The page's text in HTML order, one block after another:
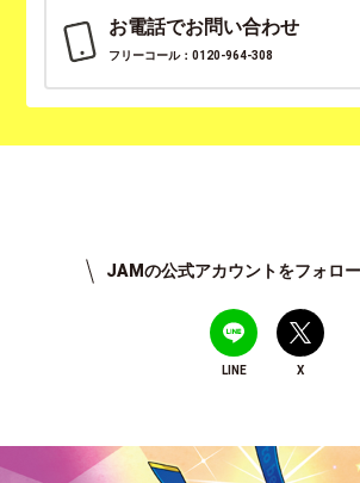
お電話でお問い合わせ
フリーコール：0120-964-308
JAMの公式アカウントをフォロ
LINE X